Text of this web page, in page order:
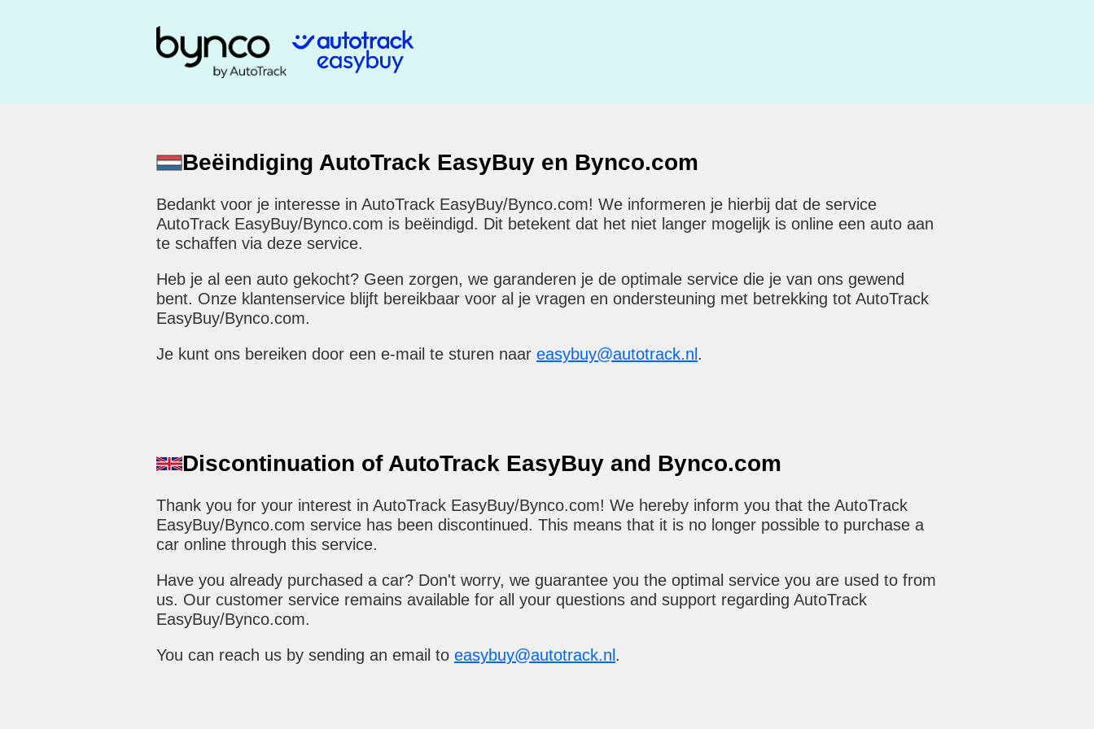
Beëindiging AutoTrack EasyBuy en Bynco.com
Bedankt voor je interesse in AutoTrack EasyBuy/Bynco.com! We informeren je hierbij dat de service
AutoTrack EasyBuy/Bynco.com is beëindigd. Dit betekent dat het niet langer mogelijk is online een auto aan
te schaffen via deze service.
Heb je al een auto gekocht? Geen zorgen, we garanderen je de optimale service die je van ons gewend
bent. Onze klantenservice blijft bereikbaar voor al je vragen en ondersteuning met betrekking tot AutoTrack
EasyBuy/Bynco.com.
Je kunt ons bereiken door een e-mail te sturen naar easybuy@autotrack.nl .
Discontinuation of AutoTrack EasyBuy and Bynco.com
Thank you for your interest in AutoTrack EasyBuy/Bynco.com! We hereby inform you that the AutoTrack
EasyBuy/Bynco.com service has been discontinued. This means that it is no longer possible to purchase a
car online through this service.
Have you already purchased a car? Don't worry, we guarantee you the optimal service you are used to from
us. Our customer service remains available for all your questions and support regarding AutoTrack
EasyBuy/Bynco.com.
You can reach us by sending an email to easybuy@autotrack.nl .